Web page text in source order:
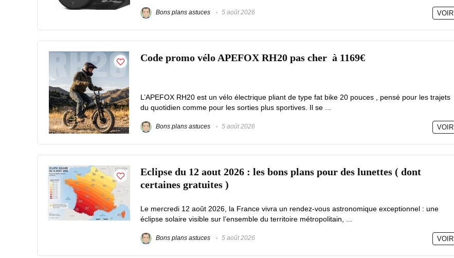
Bons plans astuces 5 août 2026 VOIR
Code promo vélo APEFOX RH20 pas cher à 1169€
L’APEFOX RH20 est un vélo électrique pliant de type fat bike 20 pouces , pensé pour les trajets
du quotidien comme pour les sorties plus sportives. Il se ...
Bons plans astuces 5 août 2026 VOIR
Eclipse du 12 aout 2026 : les bons plans pour des lunettes ( dont
certaines gratuites )
Le mercredi 12 août 2026, la France vivra un rendez-vous astronomique exceptionnel : une
éclipse solaire visible sur l’ensemble du territoire métropolitain, ...
Bons plans astuces 5 août 2026 VOIR